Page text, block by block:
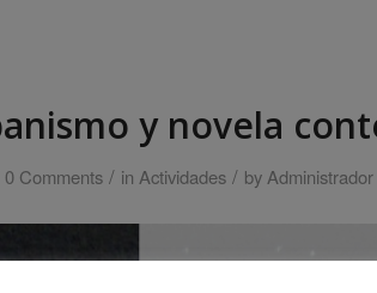
y novela
0 Comments / in Actividades / by